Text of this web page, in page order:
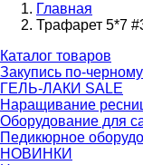
Главная
Трафарет 5*7
Каталог товаров
Закупись по-черному
ГЕЛЬ-ЛАКИ SALE
Наращивание
Оборудование для
Педикюрное
НОВИНКИ